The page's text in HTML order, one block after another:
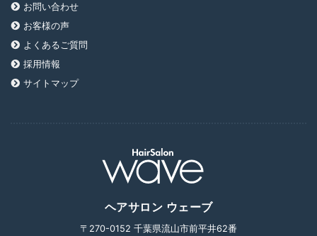
お問い合わせ
お客様の声
よくあるご質問
採用情報
サイトマップ
ヘアサロン ウェーブ
〒270-0152 千葉県流山市前平井62番